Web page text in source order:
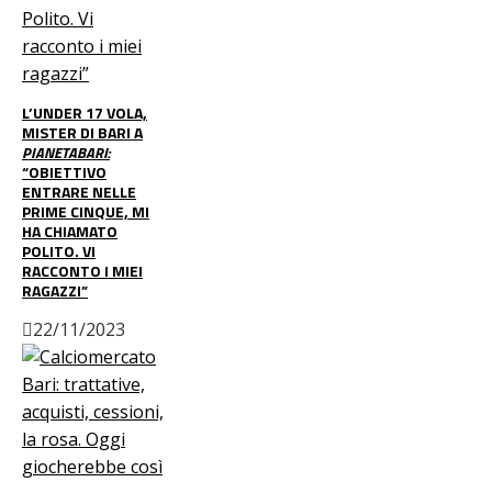
L’UNDER 17 VOLA,
MISTER DI BARI A
PIANETABARI:
“OBIETTIVO
ENTRARE NELLE
PRIME CINQUE, MI
HA CHIAMATO
POLITO. VI
RACCONTO I MIEI
RAGAZZI”
22/11/2023